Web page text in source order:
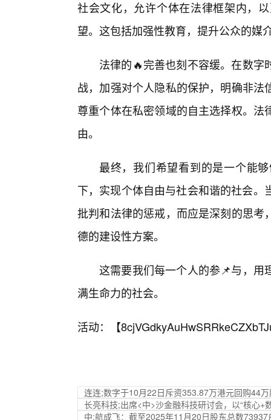
社会文化，允许个体在法律框架内，
望。这包括加强性教育，提升公众的媒
法律的🔥完善也刻不容缓。在数
战，加强对个人隐私的保护，明确非
尊重个体在私密领域的自主选择权。
由。
最终，我们希望看到的是一个能
下，实现个体自由与社会和谐的社会。
批判和法律的惩戒，而应是深刻的思
德的建设性方案。
这需要我们每一个人的参📌与，用
满生命力的社会。
活动：【
连连;数字于10月22日斥资353.87万港元回购44
长亮科技;出席<中>沙金融科技研讨会，以“核心+
中:航成飞：截至2025年11月20日股东总数73937